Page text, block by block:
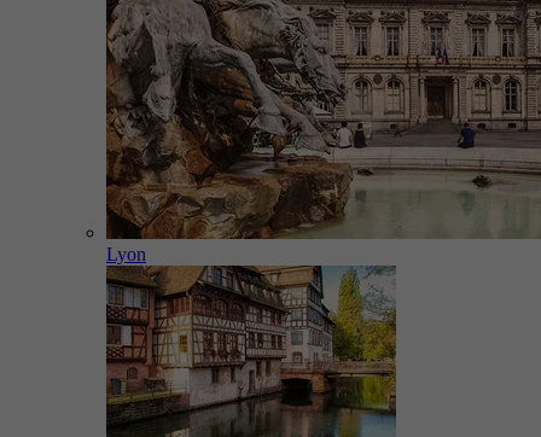
Lyon